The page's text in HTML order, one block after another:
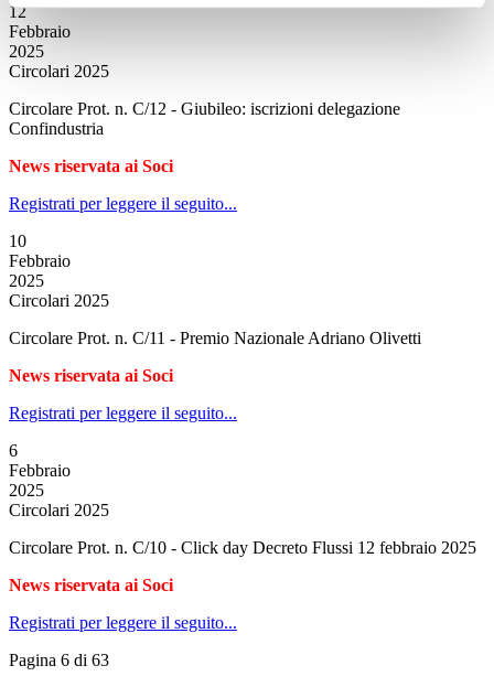
12
Febbraio
2025
Circolari 2025
Circolare Prot. n. C/12 - Giubileo: iscrizioni delegazione
Confindustria
News riservata ai Soci
Registrati per leggere il seguito...
10
Febbraio
2025
Circolari 2025
Circolare Prot. n. C/11 - Premio Nazionale Adriano Olivetti
News riservata ai Soci
Registrati per leggere il seguito...
6
Febbraio
2025
Circolari 2025
Circolare Prot. n. C/10 - Click day Decreto Flussi 12 febbraio 2025
News riservata ai Soci
Registrati per leggere il seguito...
Pagina 6 di 63